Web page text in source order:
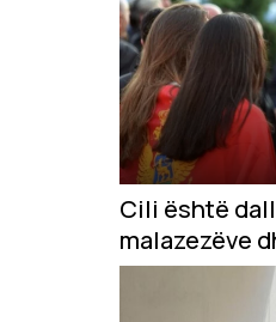
Cili është
malazezëve